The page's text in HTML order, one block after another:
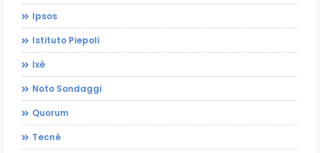
Ipsos
Istituto Piepoli
Ixè
Noto Sondaggi
Quorum
Tecnè